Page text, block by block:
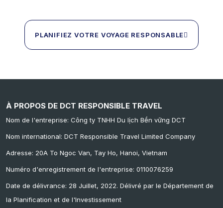
PLANIFIEZ VOTRE VOYAGE RESPONSABLE
À PROPOS DE DCT RESPONSIBLE TRAVEL
Nom de l'entreprise: Công ty TNHH Du lịch Bền vững DCT
Nom international: DCT Responsible Travel Limited Company
Adresse: 20A To Ngoc Van, Tay Ho, Hanoi, Vietnam
Numéro d'enregistrement de l'entreprise: 0110076259
Date de délivrance: 28 Juillet, 2022. Délivré par le Département de
la Planification et de l'Investissement